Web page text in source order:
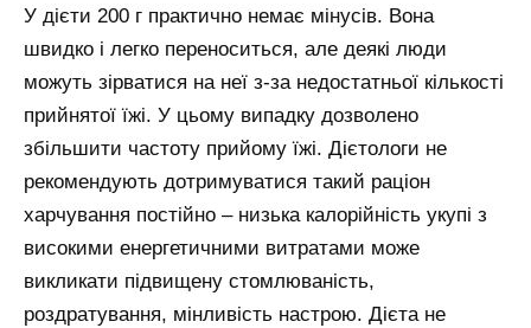
У дієти 200 г практично немає мінусів. Вона
швидко і легко переноситься, але деякі люди
можуть зірватися на неї з-за недостатньої кількості
прийнятої їжі. У цьому випадку дозволено
збільшити частоту прийому їжі. Дієтологи не
рекомендують дотримуватися такий раціон
харчування постійно – низька калорійність укупі з
високими енергетичними витратами може
викликати підвищену стомлюваність,
роздратування, мінливість настрою. Дієта не